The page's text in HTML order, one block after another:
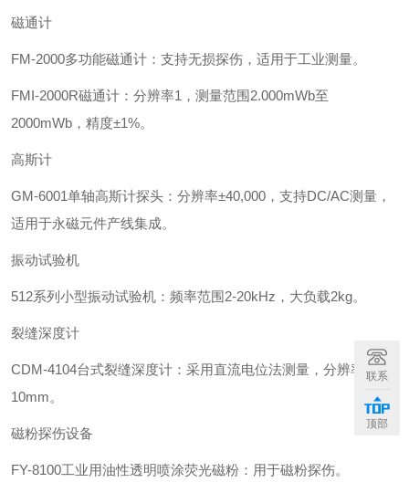
磁通计‌
‌FM-2000多功能磁通计‌：支持无损探伤，适用于工业测量。
‌FMI-2000R磁通计‌：分辨率1，测量范围2.000mWb至
2000mWb，精度±1%。
‌高斯计‌
‌GM-6001单轴高斯计探头‌：分辨率±40,000，支持DC/AC测量，
适用于永磁元件产线集成。
‌振动试验机‌
‌512系列小型振动试验机‌：频率范围2-20kHz，大负载2kg。
裂缝深度计‌
‌CDM-4104台式裂缝深度计‌：采用直流电位法测量，分辨率
10mm。
磁粉探伤设备‌
‌FY-8100工业用油性透明喷涂荧光磁粉‌：用于磁粉探伤。
联系
顶部